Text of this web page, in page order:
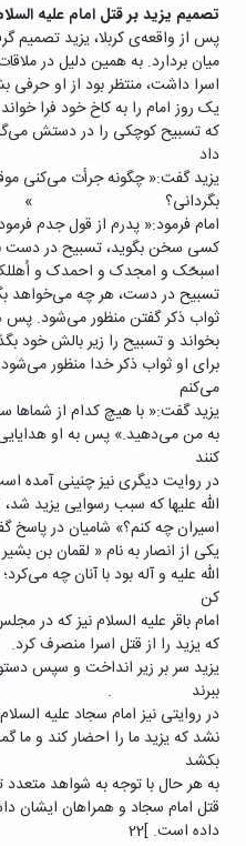
تصمیم یزید بر قتل امام علیه
پس از واقعه‌ی کربلا، یزید تصمیم
میان بردارد. به همین دلیل در
اسرا داشت، منتظر بود از او حرفی
یک روز امام را به کاخ خود فرا
که تسبیح کوچکی را در دستش
یزید گفت:« چگونه جرأت می‌کنی
بگردانی؟ »
امام فرمود:« پدرم از قول جدم
کسی سخن بگوید، تسبیح در دست
اسبحّک و امجدک و احمدک و
تسبیح ‌در دست، هر چه می‌خواهد
ثواب ذکر گفتن منظور می‌شود. پس
بخواند و تسبیح را زیر بالش خود
برای او ثواب ذکر خدا منظور
می‌کنم
یزید گفت:« با هیچ کدام از شماها
به من می‌دهید.» پس به او هدایایی
در روایت دیگری نیز چنینی آمده
الله علیها که سبب رسوایی یزید
اسیران چه کنم؟» شامیان در پاسخ
یکی از انصار به نام « لقمان بن
الله علیه و آله بود با آنان چه
کن
امام باقر علیه السلام نیز که
که یزید را از قتل اسرا منصرف کرد.
یزید سر بر زیر انداخت و سپس
ببرند .
در روایتی نیز امام سجاد علیه
نشد که یزید ما را احضار کند و ما
بکشد
به هر حال با توجه به شواهد متعدد
قتل امام سجاد و همراهان ایشان
داده است. ]22 [